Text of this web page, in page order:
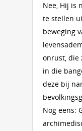
Nee, Hij is
te stellen
beweging
onrust, die
in die
deze bij
Nog eens: